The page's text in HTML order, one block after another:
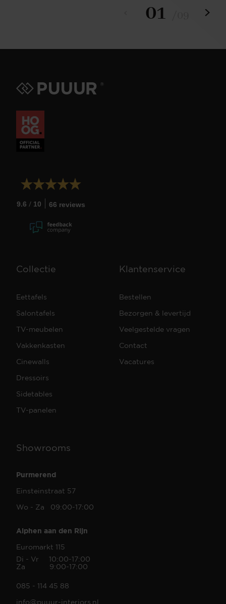
01
9.6 / 10 66 reviews
Collectie
Eettafels
Salontafels
TV-meubelen
Vakkenkasten
Cinewalls
Dressoirs
Sidetables
TV-panelen
Klantenservice
Bestellen
Bezorgen & levertijd
Veelgestelde vragen
Contact
Vacatures
Showrooms
Purmerend
Einsteinstraat 57
Wo - Za 09:00-17:00
Alphen aan den Rijn
Euromarkt 115
Di - Vr 10:00-17:00
Za 9:00-17:00
085 - 114 45 88
info@puuur-interiors.nl